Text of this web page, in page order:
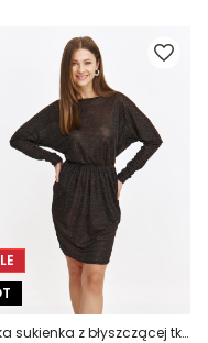
Krótka sukienka z błyszczącej tkaniny